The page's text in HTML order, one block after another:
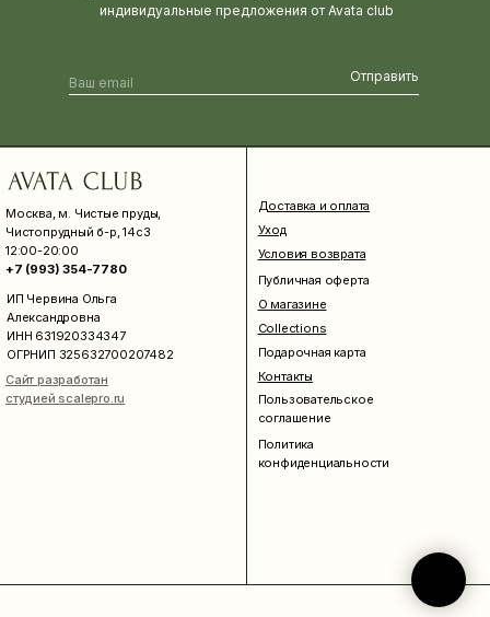
Отправить
индивидуальные предложения от Avata club
Москва, м. Чистые пруды,
Чистопрудный б-р, 14с3
12:00-20:00
+7 (993) 354-7780
Сайт разработан
студией scalepro.ru
ИП Червина Ольга
Александровна
ИНН 631920334347
ОГРНИП 325632700207482
Доставка и оплата
Уход
Условия возврата
Публичная оферта
Пользовательское
соглашение
Политика
конфиденциальности
О магазине
Collections
Подарочная карта
Контакты